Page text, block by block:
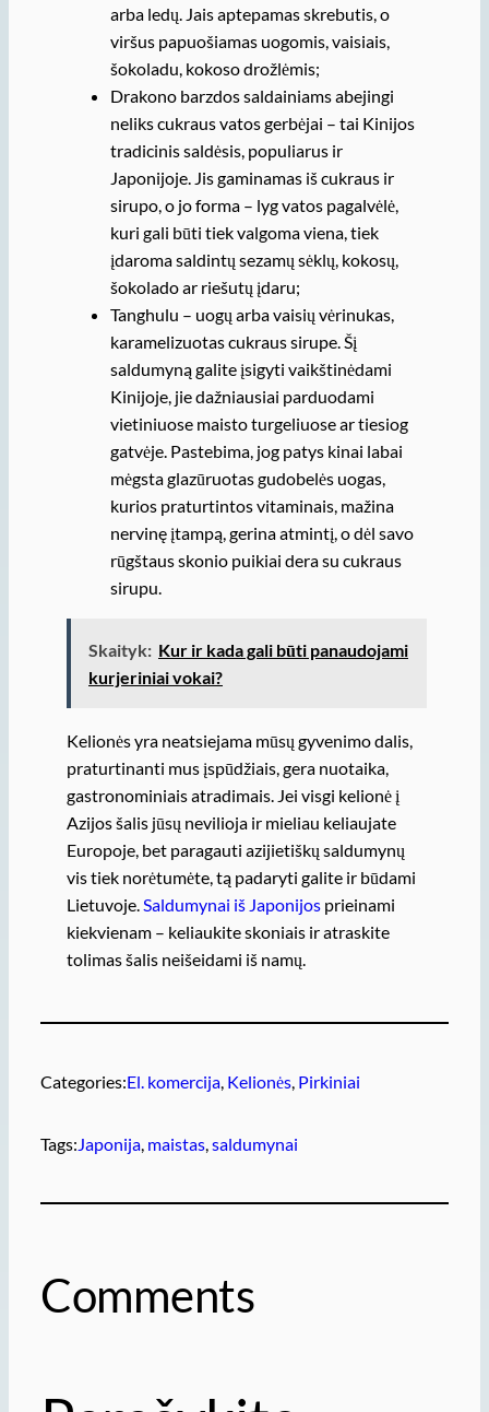
arba ledų. Jais aptepamas skrebutis, o
viršus papuošiamas uogomis, vaisiais,
šokoladu, kokoso drožlėmis;
Drakono barzdos saldainiams abejingi
neliks cukraus vatos gerbėjai – tai Kinijos
tradicinis saldėsis, populiarus ir
Japonijoje. Jis gaminamas iš cukraus ir
sirupo, o jo forma – lyg vatos pagalvėlė,
kuri gali būti tiek valgoma viena, tiek
įdaroma saldintų sezamų sėklų, kokosų,
šokolado ar riešutų įdaru;
Tanghulu – uogų arba vaisių vėrinukas,
karamelizuotas cukraus sirupe. Šį
saldumyną galite įsigyti vaikštinėdami
Kinijoje, jie dažniausiai parduodami
vietiniuose maisto turgeliuose ar tiesiog
gatvėje. Pastebima, jog patys kinai labai
mėgsta glazūruotas gudobelės uogas,
kurios praturtintos vitaminais, mažina
nervinę įtampą, gerina atmintį, o dėl savo
rūgštaus skonio puikiai dera su cukraus
sirupu.
Skaityk: Kur ir kada gali būti panaudojami
kurjeriniai vokai?
Kelionės yra neatsiejama mūsų gyvenimo dalis,
praturtinanti mus įspūdžiais, gera nuotaika,
gastronominiais atradimais. Jei visgi kelionė į
Azijos šalis jūsų nevilioja ir mieliau keliaujate
Europoje, bet paragauti azijietiškų saldumynų
vis tiek norėtumėte, tą padaryti galite ir būdami
Lietuvoje. Saldumynai iš Japonijosprieinami
kiekvienam – keliaukite skoniais ir atraskite
tolimas šalis neišeidami iš namų.
Categories:El. komercija, Kelionės, Pirkiniai
Tags:Japonija, maistas, saldumynai
Comments